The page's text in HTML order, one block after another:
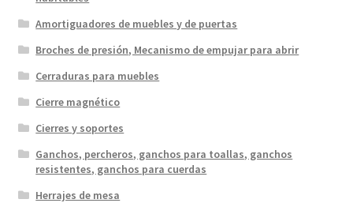
Amortiguadores de muebles y de puertas
Broches de presión, Mecanismo de empujar para abrir
Cerraduras para muebles
Cierre magnético
Cierres y soportes
Ganchos, percheros, ganchos para toallas, ganchos
resistentes, ganchos para cuerdas
Herrajes de mesa